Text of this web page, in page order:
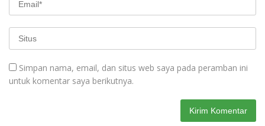
Simpan nama, email, dan situs web saya pada peramban ini
untuk komentar saya berikutnya.